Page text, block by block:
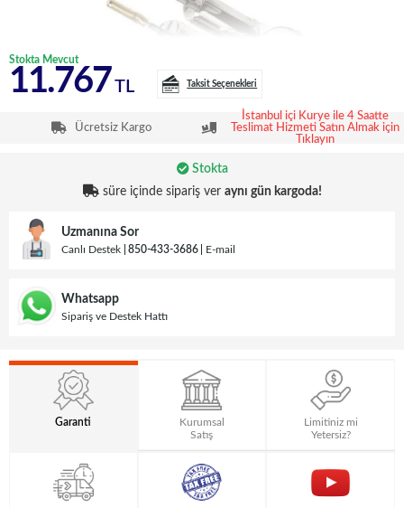
Stokta Mevcut
11.767 TL Taksit Seçenekleri
Ücretsiz Kargo
İstanbul içi Kurye ile 4 Saatte
Teslimat Hizmeti Satın Almak için
Tıklayın
Stokta
süre içinde sipariş ver aynı gün kargoda!
Uzmanına Sor
Canlı Destek 850-433-3686 E-mail
Whatsapp
Sipariş ve Destek Hattı
Garanti
Kurumsal
Satış
Limitiniz mi
Yetersiz?